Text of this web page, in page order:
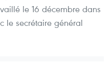
le 16 décembre dans
le secrétaire général